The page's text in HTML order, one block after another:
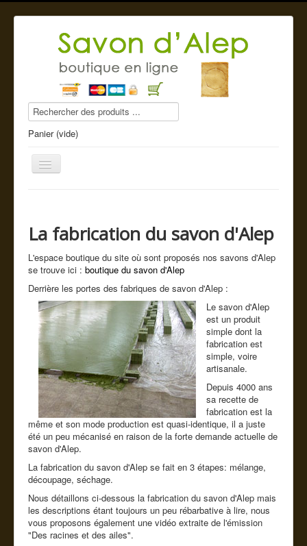
Panier (vide)
Savon d'Alep
Produits beauté
Compléments alimentaires
Cde tel
Guide conseil
La fabrication du savon d'Alep
L'espace boutique du site où sont proposés nos savons d'Alep
se trouve ici : boutique du savon d'Alep
Derrière les portes des fabriques de savon d'Alep :
Le savon d'Alep
est un produit
simple dont la
fabrication est
simple, voire
artisanale.
Depuis 4000 ans
sa recette de
fabrication est la
même et son mode production est quasi-identique, il a juste
été un peu mécanisé en raison de la forte demande actuelle de
savon d'Alep.
La fabrication du savon d'Alep se fait en 3 étapes: mélange,
découpage, séchage.
Nous détaillons ci-dessous la fabrication du savon d'Alep mais
les descriptions étant toujours un peu rébarbative à lire, nous
vous proposons également une vidéo extraite de l'émission
"Des racines et des ailes".